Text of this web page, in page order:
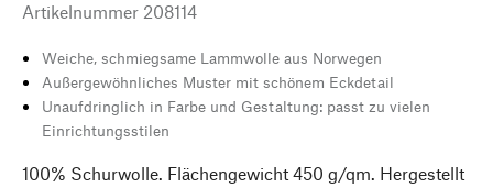
Artikelnummer 208114
Weiche, schmiegsame Lammwolle aus Norwegen
Außergewöhnliches Muster mit schönem Eckdetail
Unaufdringlich in Farbe und Gestaltung: passt zu vielen
Einrichtungsstilen
100% Schurwolle. Flächengewicht 450 g/qm. Hergestellt